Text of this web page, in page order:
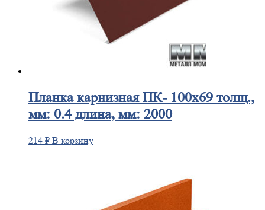
Планкакарнизная ПК- 100х69 толщ.,
мм: 0.4 длина, мм: 2000
214 ₽ В корзину